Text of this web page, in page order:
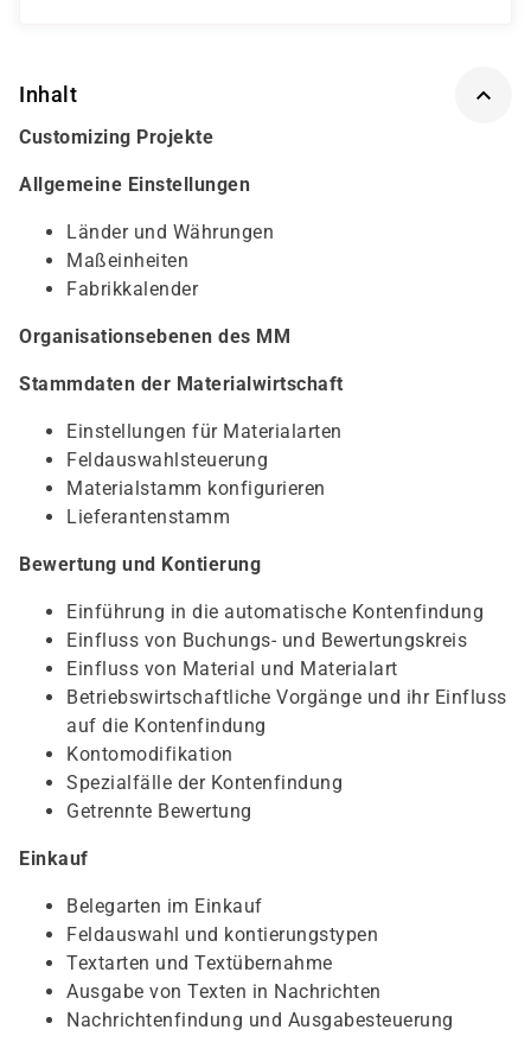
Inhalt
Customizing Projekte
Allgemeine Einstellungen
Länder und Währungen
Maßeinheiten
Fabrikkalender
Organisationsebenen des MM
Stammdaten der Materialwirtschaft
Einstellungen für Materialarten
Feldauswahlsteuerung
Materialstamm konfigurieren
Lieferantenstamm
Bewertung und Kontierung
Einführung in die automatische Kontenfindung
Einfluss von Buchungs- und Bewertungskreis
Einfluss von Material und Materialart
Betriebswirtschaftliche Vorgänge und ihr Einfluss
auf die Kontenfindung
Kontomodifikation
Spezialfälle der Kontenfindung
Getrennte Bewertung
Einkauf
Belegarten im Einkauf
Feldauswahl und kontierungstypen
Textarten und Textübernahme
Ausgabe von Texten in Nachrichten
Nachrichtenfindung und Ausgabesteuerung